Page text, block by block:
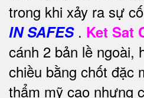
trong khi xảy ra sự
IN SAFES. Ket Sat
cánh 2 bản lề ngoài,
chiều bằng chốt đặc
thẩm mỹ cao nhưng